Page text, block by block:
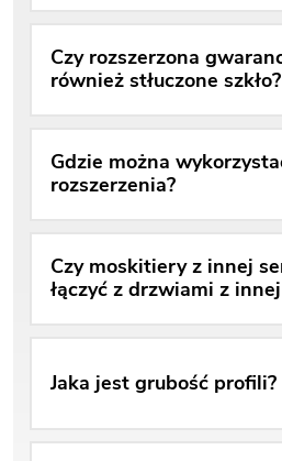
Czy rozszerzona
również stłuczone szkło?
Gdzie można
rozszerzenia?
Czy moskitiery z innej
łączyć z drzwiami z
Jaka jest grubość profili?